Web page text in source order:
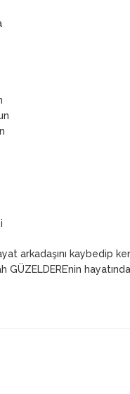
arkadaşını kaybedip